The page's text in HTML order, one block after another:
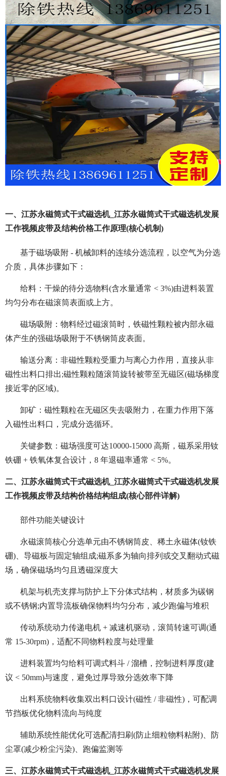
一、江苏永磁筒式干式磁选机_江苏永磁筒式干式磁选机发展
工作视频皮带及结构价格工作原理(核心机制)
基于磁场吸附 - 机械卸料的连续分选流程，以空气为分选
介质，具体步骤如下：
给料：干燥的待分选物料(含水量通常 < 3%)由进料装置
均匀分布在磁滚筒表面或上方。
磁场吸附：物料经过磁滚筒时，铁磁性颗粒被内部永磁
体产生的强磁场吸附于不锈钢筒皮表面。
输送分离：非磁性颗粒受重力与离心力作用，直接从非
磁性出料口排出;磁性颗粒随滚筒旋转被带至无磁区(磁场梯度
接近零的区域)。
卸矿：磁性颗粒在无磁区失去吸附力，在重力作用下落
入磁性出料口，完成分选循环。
关键参数：磁场强度可达10000-15000 高斯，磁系采用钕
铁硼 + 铁氧体复合设计，8 年退磁率通常 < 5%。
二、江苏永磁筒式干式磁选机_江苏永磁筒式干式磁选机发展
工作视频皮带及结构价格结构组成(核心部件详解)
部件功能关键设计
永磁滚筒核心分选单元由不锈钢筒皮、稀土永磁体(钕铁
硼)、导磁板与固定轴组成;磁系多为轴向排列或交叉翻动式磁
场，确保磁场均匀且透磁深度大
机架与机壳支撑与防护上下分体式结构，材质多为碳钢
或不锈钢;内置导流板确保物料均匀分布，减少跑偏与堆积
传动系统动力传递电机 + 减速机驱动，滚筒转速可调(通
常 15-30rpm)，适配不同物料粒度与处理量
进料装置均匀给料可调式料斗 / 溜槽，控制进料厚度(建
议 < 50mm)与速度，避免过厚导致分选效率下降
出料系统物料收集双出料口设计(磁性 / 非磁性)，可配调
节挡板优化物料流向与纯度
辅助系统性能优化可选配清扫刷(防止细粒物料粘附)、防
尘罩(减少粉尘污染)、跑偏监测等
三、江苏永磁筒式干式磁选机_江苏永磁筒式干式磁选机发展